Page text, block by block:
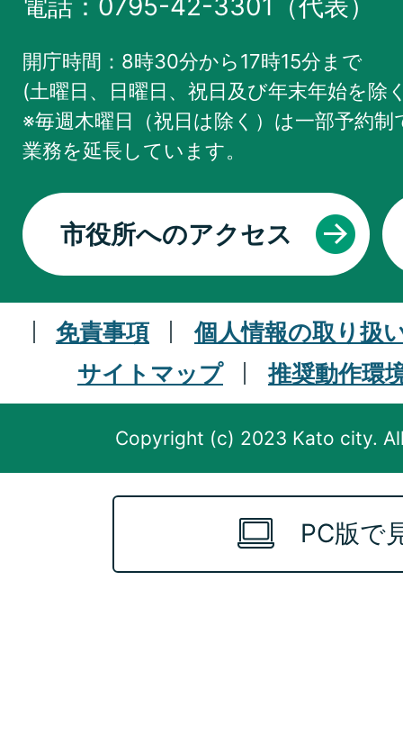
開庁時間：8時30分から17時15分まで
(土曜日、日曜日、祝日及び年末年始を除
※毎週木曜日（祝日は除く）は一部予約
業務を延長しています。
市役所へのアクセス
免責事項
個人情報の取り扱
サイトマップ
推奨動作環
Copyright (c) 2023 Kato city.
PC版で